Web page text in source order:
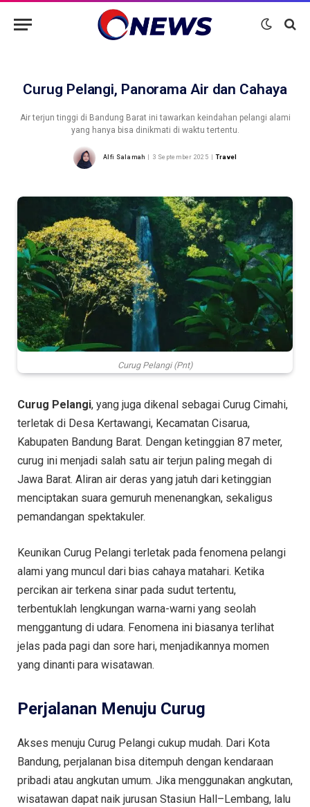
Curug Pelangi, Panorama Air dan Cahaya
Air terjun tinggi di Bandung Barat ini tawarkan keindahan pelangi alami
yang hanya bisa dinikmati di waktu tertentu.
Alfi Salamah 3 September 2025 Travel
Curug Pelangi (Pnt)
Curug Pelangi, yang juga dikenal sebagai Curug Cimahi,
terletak di Desa Kertawangi, Kecamatan Cisarua,
Kabupaten Bandung Barat. Dengan ketinggian 87 meter,
curug ini menjadi salah satu air terjun paling megah di
Jawa Barat. Aliran air deras yang jatuh dari ketinggian
menciptakan suara gemuruh menenangkan, sekaligus
pemandangan spektakuler.
Keunikan Curug Pelangi terletak pada fenomena pelangi
alami yang muncul dari bias cahaya matahari. Ketika
percikan air terkena sinar pada sudut tertentu,
terbentuklah lengkungan warna-warni yang seolah
menggantung di udara. Fenomena ini biasanya terlihat
jelas pada pagi dan sore hari, menjadikannya momen
yang dinanti para wisatawan.
Perjalanan Menuju Curug
Akses menuju Curug Pelangi cukup mudah. Dari Kota
Bandung, perjalanan bisa ditempuh dengan kendaraan
pribadi atau angkutan umum. Jika menggunakan angkutan,
wisatawan dapat naik jurusan Stasiun Hall–Lembang, lalu